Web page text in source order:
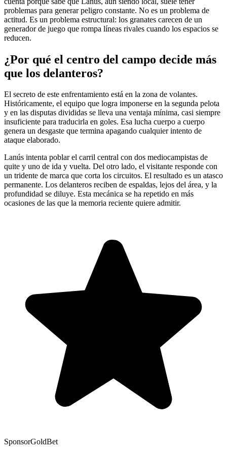
problemas para generar peligro constante. No es un problema de
actitud. Es un problema estructural: los granates carecen de un
generador de juego que rompa líneas rivales cuando los espacios se
reducen.
¿Por qué el centro del campo decide más
que los delanteros?
El secreto de este enfrentamiento está en la zona de volantes.
Históricamente, el equipo que logra imponerse en la segunda pelota
y en las disputas divididas se lleva una ventaja mínima, casi siempre
insuficiente para traducirla en goles. Esa lucha cuerpo a cuerpo
genera un desgaste que termina apagando cualquier intento de
ataque elaborado.
Lanús intenta poblar el carril central con dos mediocampistas de
quite y uno de ida y vuelta. Del otro lado, el visitante responde con
un tridente de marca que corta los circuitos. El resultado es un atasco
permanente. Los delanteros reciben de espaldas, lejos del área, y la
profundidad se diluye. Esta mecánica se ha repetido en más
ocasiones de las que la memoria reciente quiere admitir.
SponsorGoldBet